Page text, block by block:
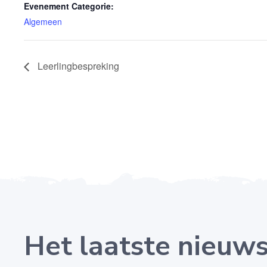
Evenement Categorie:
Algemeen
Leerlingbespreking
Het laatste